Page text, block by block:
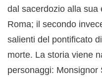
dal sacerdozio alla sua
Roma; il secondo
salienti del pontificato
morte. La storia viene
personaggi: